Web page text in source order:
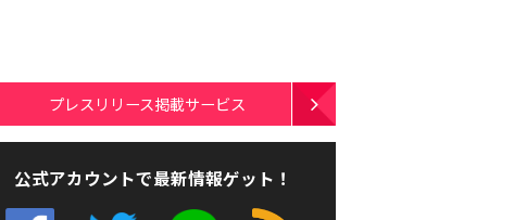
プレスリリース掲載サービス
公式アカウントで最新情報ゲット！